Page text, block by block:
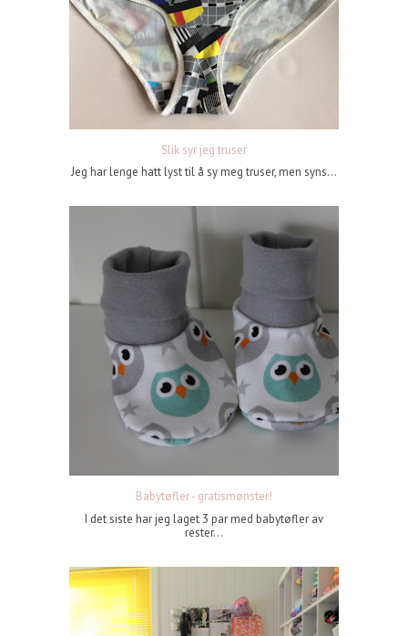
Slik syr jeg truser
Jeg har lenge hatt lyst til å sy meg truser, men syns...
Babytøfler - gratismønster!
I det siste har jeg laget 3 par med babytøfler av
rester...